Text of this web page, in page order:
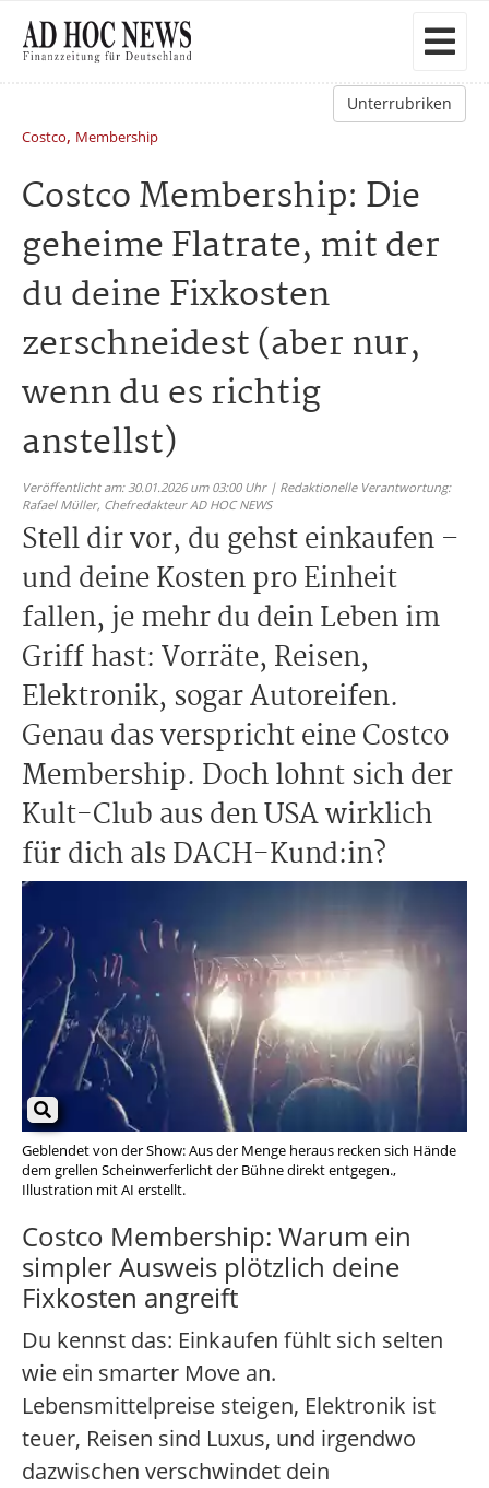
Unterrubriken
Costco, Membership
Costco Membership: Die
geheime Flatrate, mit der
du deine Fixkosten
zerschneidest (aber nur,
wenn du es richtig
anstellst)
Veröffentlicht am: 30.01.2026 um 03:00 Uhr | Redaktionelle Verantwortung:
Rafael Müller, Chefredakteur AD HOC NEWS
Stell dir vor, du gehst einkaufen –
und deine Kosten pro Einheit
fallen, je mehr du dein Leben im
Griff hast: Vorräte, Reisen,
Elektronik, sogar Autoreifen.
Genau das verspricht eine Costco
Membership. Doch lohnt sich der
Kult-Club aus den USA wirklich
für dich als DACH-Kund:in?
Geblendet von der Show: Aus der Menge heraus recken sich Hände
dem grellen Scheinwerferlicht der Bühne direkt entgegen.,
Illustration mit AI erstellt.
Costco Membership: Warum ein
simpler Ausweis plötzlich deine
Fixkosten angreift
Du kennst das: Einkaufen fühlt sich selten
wie ein smarter Move an.
Lebensmittelpreise steigen, Elektronik ist
teuer, Reisen sind Luxus, und irgendwo
dazwischen verschwindet dein